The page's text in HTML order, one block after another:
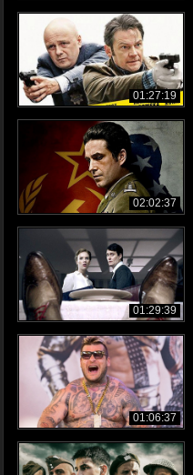
01:27:19
02:02:37
01:29:39
01:06:37